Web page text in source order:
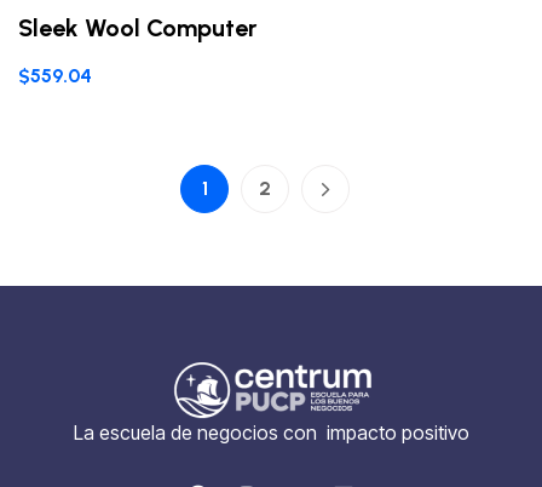
Valorado
con3.40
Sleek Wool Computer
$559.04
1 2
La escuela de negocios con impacto positivo